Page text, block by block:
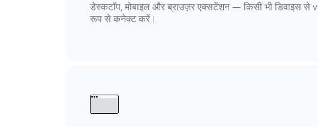
डेस्कटॉप, मोबाइल और ब्राउज़र एक्सटेंशन — किसी भी डिवाइस से
रूप से कनेक्ट करें।